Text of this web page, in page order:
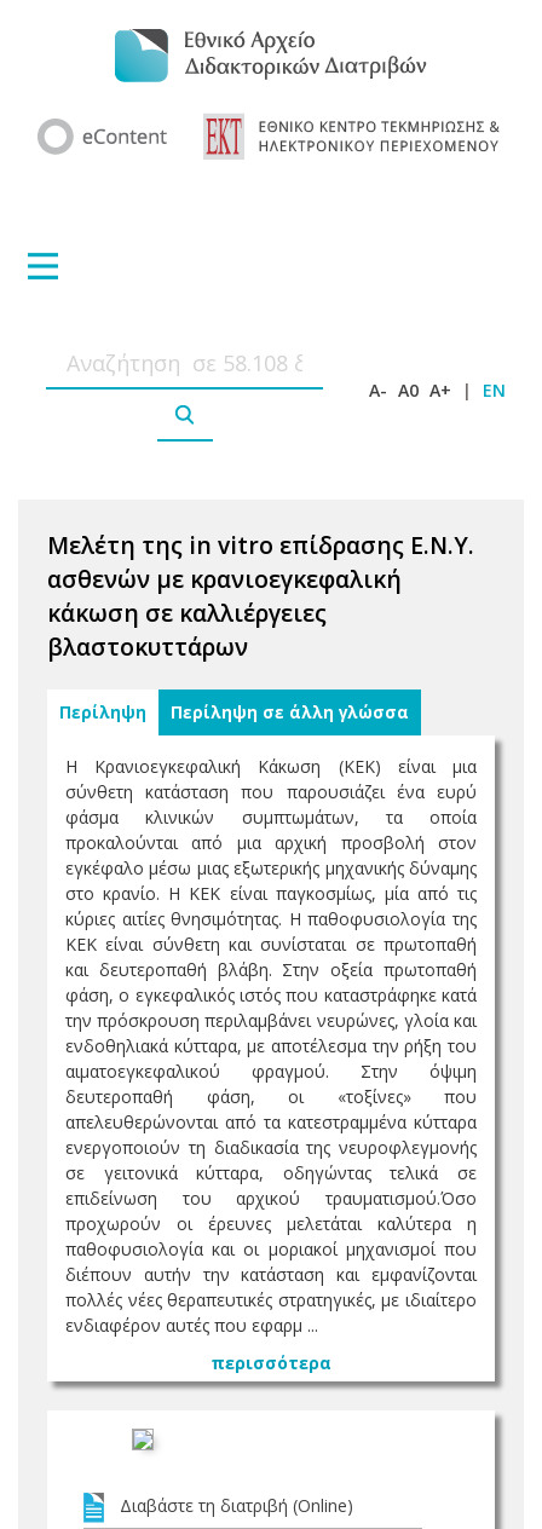
A- A0 A+ | EN
Μελέτη της in vitro επίδρασης E.N.Y.
ασθενών με κρανιοεγκεφαλική
κάκωση σε καλλιέργειες
βλαστοκυττάρων
Περίληψη Περίληψη σε άλλη γλώσσα
Η Κρανιοεγκεφαλική Κάκωση (ΚΕΚ) είναι μια
σύνθετη κατάσταση που παρουσιάζει ένα ευρύ
φάσμα κλινικών συμπτωμάτων, τα οποία
προκαλούνται από μια αρχική προσβολή στον
εγκέφαλο μέσω μιας εξωτερικής μηχανικής δύναμης
στο κρανίο. Η ΚΕΚ είναι παγκοσμίως, μία από τις
κύριες αιτίες θνησιμότητας. Η παθοφυσιολογία της
ΚΕΚ είναι σύνθετη και συνίσταται σε πρωτοπαθή
και δευτεροπαθή βλάβη. Στην οξεία πρωτοπαθή
φάση, ο εγκεφαλικός ιστός που καταστράφηκε κατά
την πρόσκρουση περιλαμβάνει νευρώνες, γλοία και
ενδοθηλιακά κύτταρα, με αποτέλεσμα την ρήξη του
αιματοεγκεφαλικού φραγμού. Στην όψιμη
δευτεροπαθή φάση, οι «τοξίνες» που
απελευθερώνονται από τα κατεστραμμένα κύτταρα
ενεργοποιούν τη διαδικασία της νευροφλεγμονής
σε γειτονικά κύτταρα, οδηγώντας τελικά σε
επιδείνωση του αρχικού τραυματισμού.Όσο
προχωρούν οι έρευνες μελετάται καλύτερα η
παθοφυσιολογία και οι μοριακοί μηχανισμοί που
διέπουν αυτήν την κατάσταση και εμφανίζονται
πολλές νέες θεραπευτικές στρατηγικές, με ιδιαίτερο
ενδιαφέρον αυτές που εφαρμ ...
περισσότερα
Διαβάστε τη διατριβή (Online)